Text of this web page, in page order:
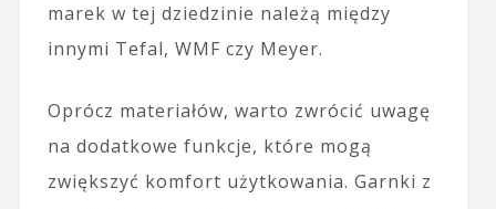
marek w tej dziedzinie należą między
innymi Tefal, WMF czy Meyer.
Oprócz materiałów, warto zwrócić uwagę
na dodatkowe funkcje, które mogą
zwiększyć komfort użytkowania. Garnki z